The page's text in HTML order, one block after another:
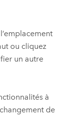
ou cliquez
un autre
à
de